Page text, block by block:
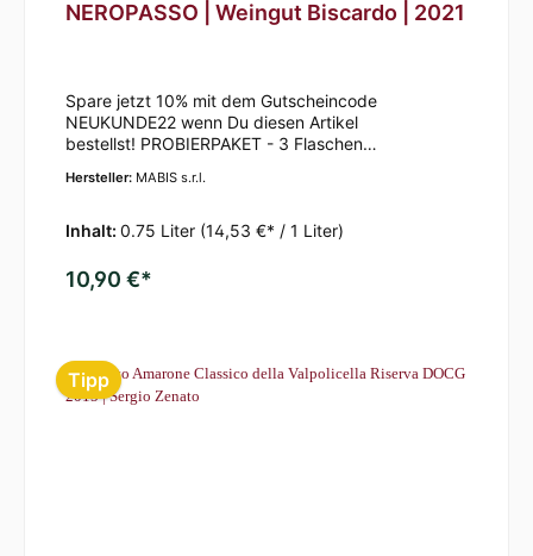
NEROPASSO | Weingut Biscardo | 2021
Spare jetzt 10% mit dem Gutscheincode
NEUKUNDE22 wenn Du diesen Artikel
bestellst! PROBIERPAKET - 3 Flaschen
2021NEROPASSO | Weingut Biscardo | 2021Der
schmeckt nach Kirschen und Pflaumen. Dieser
Biscardo. Sein Bouquet ist würzig und
vollaromatisch. Wir empfehlen diesen italienischen
Weinhandel ist der beliebte NEROPASSO | Weingut
Biscardo | 2021 aktuell in Bonn verfügbar. Jetzt
entdecken!
Hersteller: MABIS s.r.l.
Inhalt: 0.75 Liter (14,53 €* / 1 Liter)
10,90 €*
Tipp